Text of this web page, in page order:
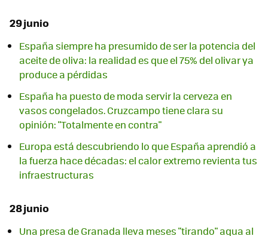
29 junio
España siempre ha presumido de ser la potencia del
aceite de oliva: la realidad es que el 75% del olivar ya
produce a pérdidas
España ha puesto de moda servir la cerveza en
vasos congelados. Cruzcampo tiene clara su
opinión: "Totalmente en contra"
Europa está descubriendo lo que España aprendió a
la fuerza hace décadas: el calor extremo revienta tus
infraestructuras
28 junio
Una presa de Granada lleva meses "tirando" agua al